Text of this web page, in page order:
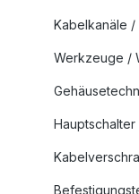
Kabelkanäle /
Werkzeuge /
Hauptschalter